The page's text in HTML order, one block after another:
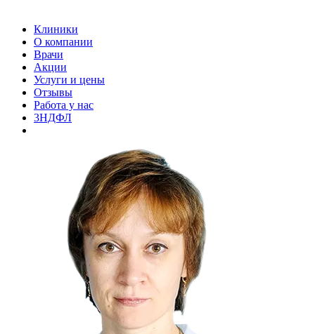
Клиники
О компании
Врачи
Акции
Услуги и цены
Отзывы
Работа у нас
3НДФЛ